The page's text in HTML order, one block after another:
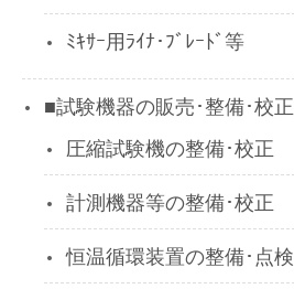
ﾐｷｻｰ用ﾗｲﾅ･ﾌﾞﾚｰﾄﾞ等
■試験機器の販売･整備･校正
圧縮試験機の整備･校正
計測機器等の整備･校正
恒温循環装置の整備･点検